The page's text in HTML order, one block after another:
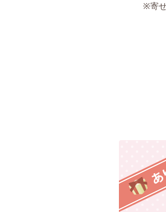
※寄